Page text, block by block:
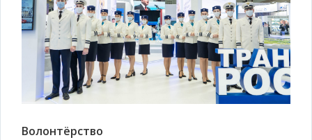
Волонтёрство